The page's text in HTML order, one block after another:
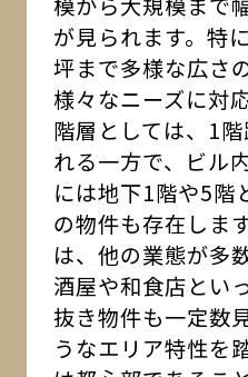
が見られます。特
坪まで多様な広さ
様々なニーズに対
階層としては、1
れる一方で、ビル
には地下1階や5階
の物件も存在しま
は、他の業態が多
酒屋や和食店とい
抜き物件も一定数
うなエリア特性を